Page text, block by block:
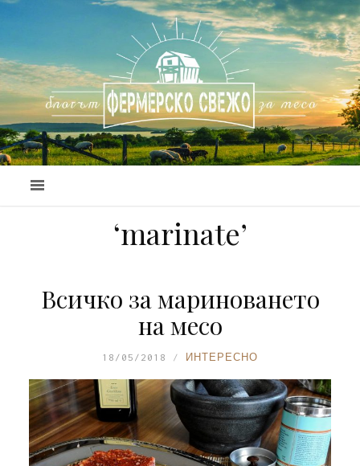
‘marinate’
Всичко за мариноването
на месо
18/05/2018 ИНТЕРЕСНО